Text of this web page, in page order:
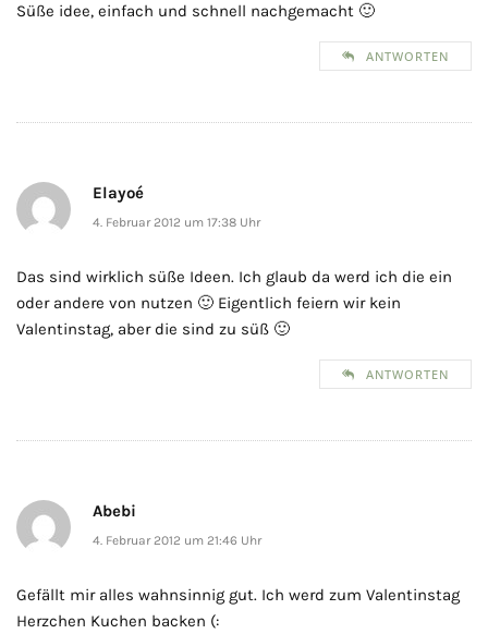
Süße idee, einfach und schnell nachgemacht 🙂
ANTWORTEN
Elayoé
4. Februar 2012 um 17:38 Uhr
Das sind wirklich süße Ideen. Ich glaub da werd ich die ein
oder andere von nutzen 🙂 Eigentlich feiern wir kein
Valentinstag, aber die sind zu süß 🙂
ANTWORTEN
Abebi
4. Februar 2012 um 21:46 Uhr
Gefällt mir alles wahnsinnig gut. Ich werd zum Valentinstag
Herzchen Kuchen backen (: